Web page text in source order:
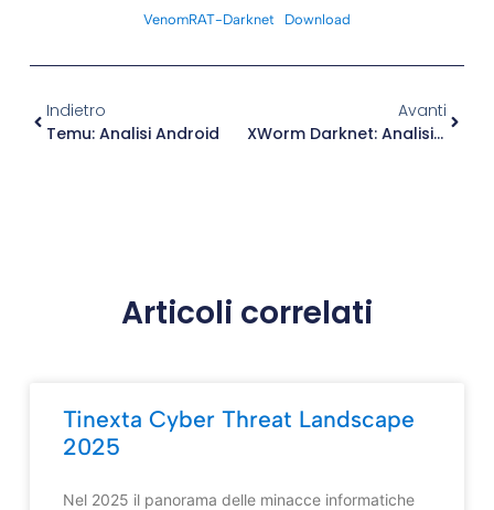
VenomRAT-Darknet Download
Indietro
Temu: Analisi Android
Avanti
XWorm Darknet: Analisi Malware
Articoli correlati
Tinexta Cyber Threat Landscape
2025
Nel 2025 il panorama delle minacce informatiche